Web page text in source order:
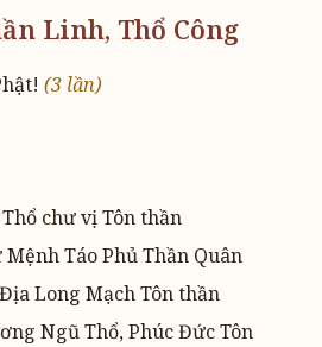
Linh, Thổ Công
(3 lần)
chư vị Tôn thần
Táo Phủ Thần Quân
Long Mạch Tôn thần
Ngũ Thổ, Phúc Đức Tôn